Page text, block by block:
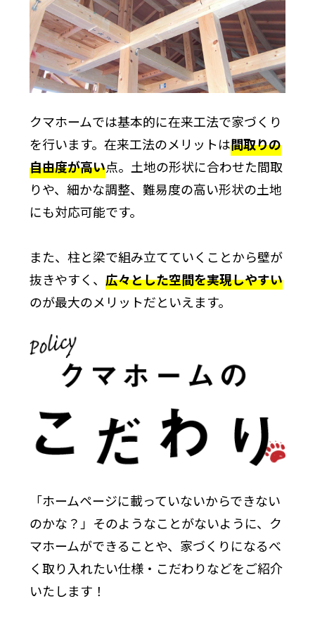
クマホームでは基本的に在来工法で家づくり
を行います。在来工法のメリットは間取りの
自由度が高い点。土地の形状に合わせた間取
りや、細かな調整、難易度の高い形状の土地
にも対応可能です。
また、柱と梁で組み立てていくことから壁が
抜きやすく、 広々とした空間を実現しやすい
のが最大のメリットだといえます。
「ホームページに載っていないからできない
のかな？」 そのようなことがないように、ク
マホームができることや、家づくりになるべ
く取り入れたい仕様・こだわりなどをご紹介
いたします！